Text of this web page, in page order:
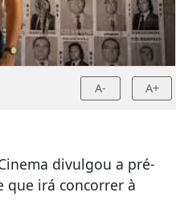
A- A+
divulgou a pré-
que irá concorrer à